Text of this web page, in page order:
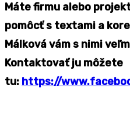
Máte firmu alebo
pomôcť s textami a
Málková vám s nimi
Kontaktovať ju môžete
tu: https://